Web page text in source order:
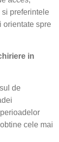
si preferintele
orientate spre
in
de
cele mai